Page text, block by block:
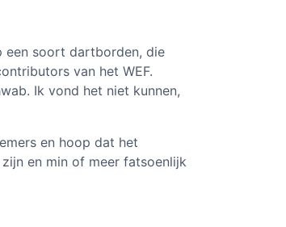
een soort dartborden, die
van het WEF.
Ik vond het niet kunnen,
en hoop dat het
en min of meer fatsoenlijk